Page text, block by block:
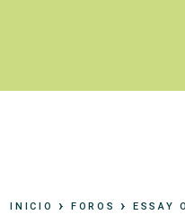
INICIO › FOROS › ESSAY